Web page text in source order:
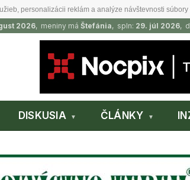
personalizácii reklám a analýze návštevnosti
2026, meniny má Štefánia, spln: 29. júl 2026,
DISKUSIA ČLÁNKY